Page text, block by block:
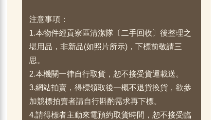
注意事項：
1.本物件經貢寮區清潔隊〔二手回收〕後整理之
堪用品，非新品(如照片所示)，下標前敬請三
思。
2.本機關一律自行取貨，恕不接受貨運載送。
3.網站拍賣，得標領取後一概不退貨換貨，欲參
加競標拍賣者請自行斟酌需求再下標。
4.請得標者主動來電預約取貨時間，恕不接受臨